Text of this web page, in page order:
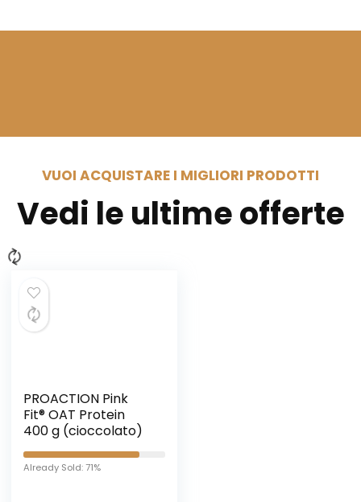
VUOI ACQUISTARE I MIGLIORI PRODOTTI
Vedi le ultime offerte
PROACTION Pink
Fit® OAT Protein
400 g (cioccolato)
Already Sold: 71%